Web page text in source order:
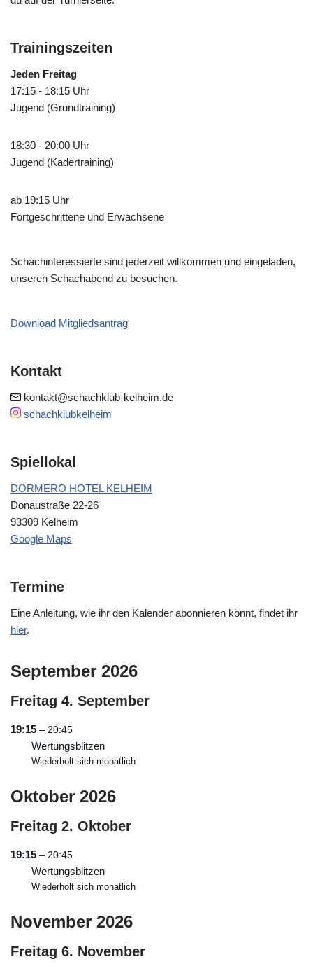
Trainingszeiten
Jeden Freitag
17:15 - 18:15 Uhr
Jugend (Grundtraining)
18:30 - 20:00 Uhr
Jugend (Kadertraining)
ab 19:15 Uhr
Fortgeschrittene und Erwachsene
Schachinteressierte sind jederzeit willkommen und eingeladen,
unseren Schachabend zu besuchen.
Download Mitgliedsantrag
Kontakt
kontakt@schachklub-kelheim.de
schachklubkelheim
Spiellokal
DORMERO HOTEL KELHEIM
Donaustraße 22-26
93309 Kelheim
Google Maps
Termine
Eine Anleitung, wie ihr den Kalender abonnieren könnt, findet ihr
hier.
September 2026
Freitag 4. September
19:15 – 20:45
Wertungsblitzen
Wiederholt sich monatlich
Oktober 2026
Freitag 2. Oktober
19:15 – 20:45
Wertungsblitzen
Wiederholt sich monatlich
November 2026
Freitag 6. November